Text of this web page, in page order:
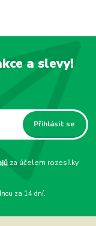
a slevy!
Přihlásit se
za účelem rozesílky
za 14 dní.